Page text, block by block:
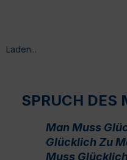
Laden...
SPRUCH DES
Man Muss
Glücklich Zu
Muss